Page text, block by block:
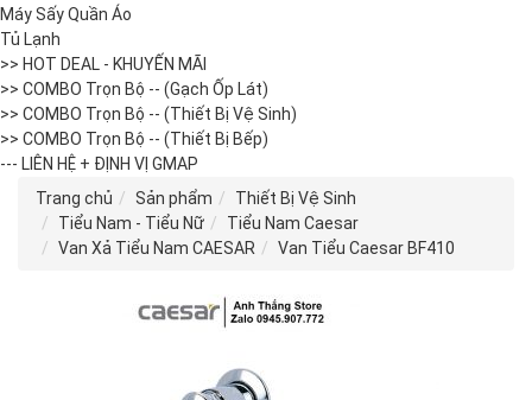
Máy Sấy Quần Áo
Tủ Lạnh
>> HOT DEAL - KHUYẾN MÃI
>> COMBO Trọn Bộ -- (Gạch Ốp Lát)
>> COMBO Trọn Bộ -- (Thiết Bị Vệ Sinh)
>> COMBO Trọn Bộ -- (Thiết Bị Bếp)
--- LIÊN HỆ + ĐỊNH VỊ GMAP
Trang chủ
Sản phẩm
Thiết Bị Vệ Sinh
Tiểu Nam - Tiểu Nữ
Tiểu Nam Caesar
Van Xả Tiểu Nam CAESAR
Van Tiểu Caesar BF410